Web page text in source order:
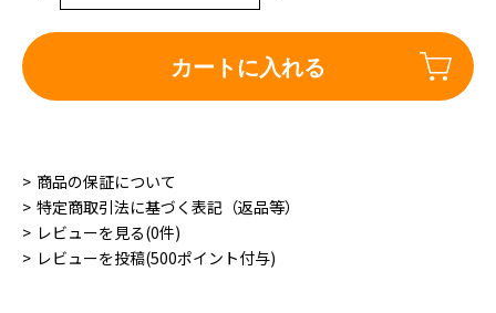
カートに入れる
商品の保証について
特定商取引法に基づく表記（返品等）
レビューを見る(0件)
レビューを投稿(500ポイント付与)